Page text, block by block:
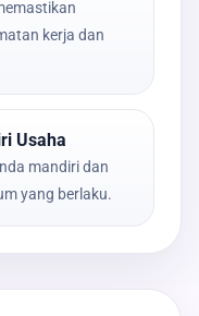
kerja dan
Usaha
mandiri dan
yang berlaku.